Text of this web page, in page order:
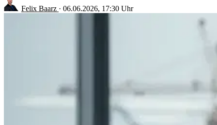
Felix Baarz · 06.06.2026, 17:30 Uhr